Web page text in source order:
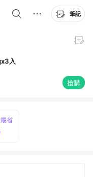
筆記
入
搶購
省